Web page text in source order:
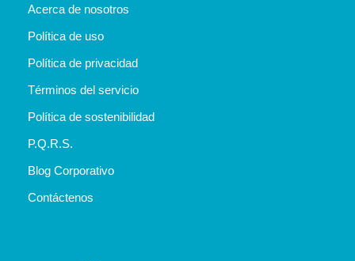
Acerca de nosotros
Política de uso
Política de privacidad
Términos del servicio
Política de sostenibilidad
P.Q.R.S.
Blog Corporativo
Contáctenos